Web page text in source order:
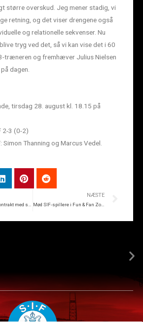
større overskud. Jeg mener stadig, vi
retning, og det viser drengene også
og relationelle sekvenser. Nu
tryg ved det, så vi kan vise det i 60
træneren og fremhæver Julius Nielsen
dagen.
tirsdag 28. august kl. 18.15 på
2-3 (0-2)
Simon Thanning og Marcus Vedel.
SIF skriver lang kontrakt med stortalent
NÆSTE
Mød SIF-spillere i Fun & Fan Zone på Torvet